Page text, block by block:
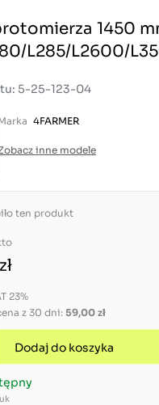
1450
L285/L2600/
5-25-123-04
4FARMER
inne modele
ten produkt
23%
z 30 dni: 59,00 zł
Dodaj do koszyka